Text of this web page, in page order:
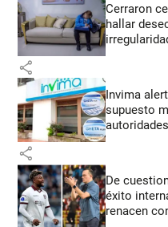
Cerraron
hallar
share
Invima
supuesto
share
De
éxito
renacen